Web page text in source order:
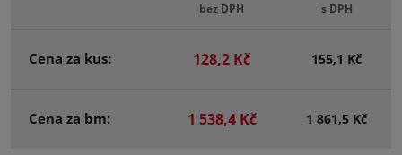
bez DPH s DPH
Cena za kus: 128,2 Kč 155,1 Kč
Cena za bm: 1 538,4 Kč 1 861,5 Kč